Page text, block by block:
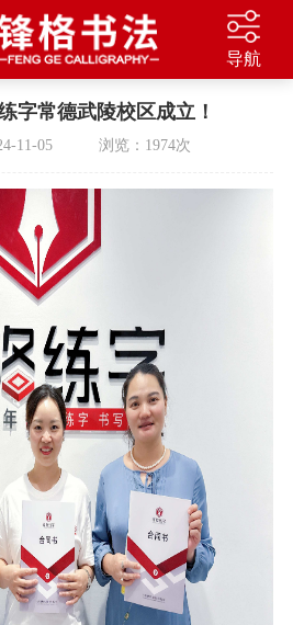
导航
字常德武陵校区成立！
11-05 浏览：1974次